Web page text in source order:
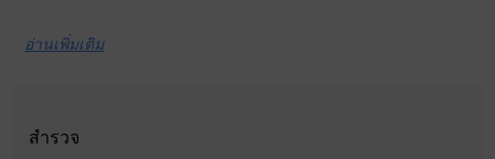
อ่านเพิ่มเติม
สำรวจ